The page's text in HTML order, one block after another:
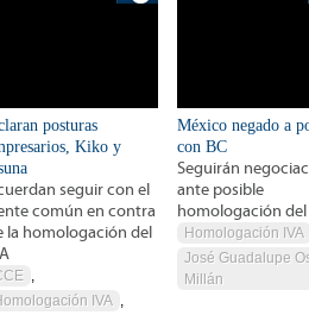
posturas
Kiko y
seguir con el
común en contra
la homologación del
,
IVA ,
México negado a
con BC
Seguirán
ante posible
homologación del
Homologación IVA
José Guadalupe
Millán